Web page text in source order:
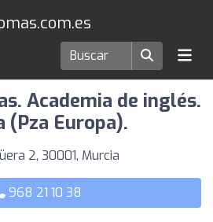
de idiomas en Murcia
Academia de inglés.
(Pza Europa).
2, 30001, Murcia
968 21 10 38